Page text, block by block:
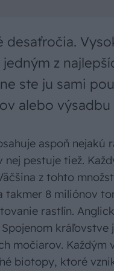
desaťročia.
z
ste ju sami
alebo
aspoň nejakú
pestuje tiež.
z tohto
takmer 8 miliónov
rastlín.
kráľovstve
močiarov. Každým
biotopy, ktoré